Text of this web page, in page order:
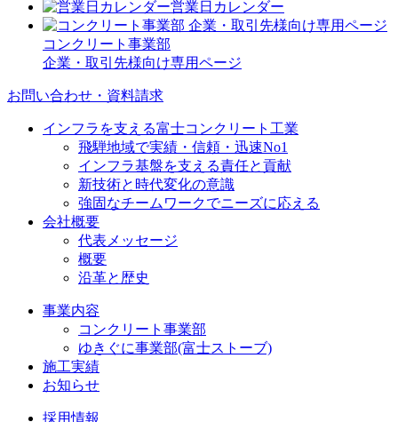
営業日カレンダー
コンクリート事業部
企業・取引先様向け専用ページ
お問い合わせ・資料請求
インフラを支える富士コンクリート工業
飛騨地域で実績・信頼・迅速No1
インフラ基盤を支える責任と貢献
新技術と時代変化の意識
強固なチームワークでニーズに応える
会社概要
代表メッセージ
概要
沿革と歴史
事業内容
コンクリート事業部
ゆきぐに事業部(富士ストーブ)
施工実績
お知らせ
採用情報